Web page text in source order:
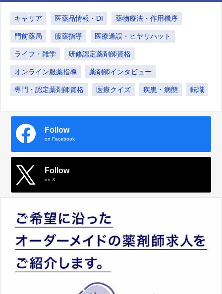
キャリア 医薬品情報・DI 薬物療法・作用機序
門前薬局 服薬指導 医療過誤・ヒヤリハット
ライフ・雑学 研修認定薬剤師資格
オンライン服薬指導 薬剤師インタビュー
専門・認定薬剤師資格 医療クイズ 疾患・病態 転職
Follow
on Facebook
Follow
on X